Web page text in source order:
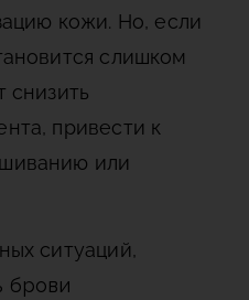
кожи. Но, если
слишком
снизить
привести к
или
ситуаций,
брови